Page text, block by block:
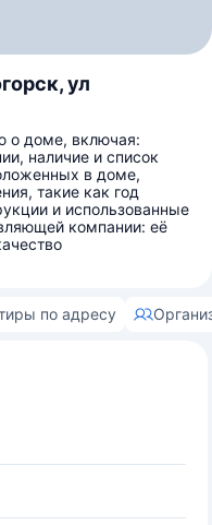
ул
о доме, включая:
наличие и список
в доме,
такие как год
и использованные
компании: её
по адресу